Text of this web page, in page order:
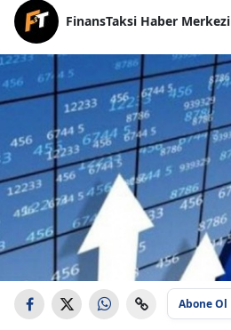
FinansTaksi Haber Merkezi
Abone Ol